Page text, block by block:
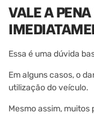
VALE A
Essa é uma dúvida
Em alguns casos, o
utilização do veículo.
Mesmo assim,